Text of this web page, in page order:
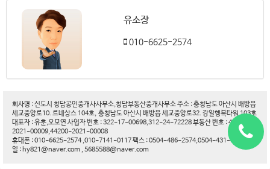
유소장
010-6625-2574
회사명 : 신도시 청담공인중개사사무소,청담부동산중개사무소 주소 : 충청남도 아산시 배방읍
세교중앙로10. 르네상스 104호, 충청남도 아산시 배방읍 세교중앙로32. 강일행복타워 103호
대표자 : 유훈,오모연 사업자 번호 : 322-17-00698,312-24-72228 부동산 번호 : 44200-
2021-00009,44200-2021-00008
휴대폰 : 010-6625-2574 ,010-7141-0117 팩스 : 0504-486-2574,0504-431-6188 이메
일 : hy821@naver.com , 5685588@naver.com